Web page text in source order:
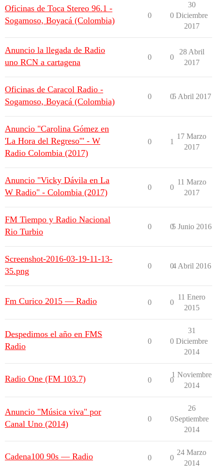
Oficinas de Toca Stereo 96.1 -
Sogamoso, Boyacá (Colombia)
0 0
30
Diciembre
2017
Anuncio la llegada de Radio
uno RCN a cartagena
0 0
28 Abril
2017
Oficinas de Caracol Radio -
Sogamoso, Boyacá (Colombia)
0 05 Abril 2017
Anuncio "Carolina Gómez en
'La Hora del Regreso'" - W
Radio Colombia (2017)
0 1
17 Marzo
2017
Anuncio "Vicky Dávila en La
W Radio" - Colombia (2017)
0 0
11 Marzo
2017
FM Tiempo y Radio Nacional
Rio Turbio
0 05 Junio 2016
Screenshot-2016-03-19-11-13-
35.png
0 04 Abril 2016
Fm Curico 2015 — Radio 0 0
11 Enero
2015
Despedimos el año en FMS
Radio
0 0
31
Diciembre
2014
Radio One (FM 103.7) 0 0
1 Noviembre
2014
Anuncio "Música viva" por
Canal Uno (2014)
0 0
26
Septiembre
2014
Cadena100 90s — Radio 0 0
24 Marzo
2014